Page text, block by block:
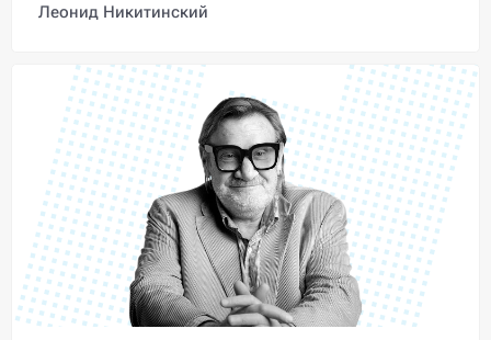
Леонид Никитинский